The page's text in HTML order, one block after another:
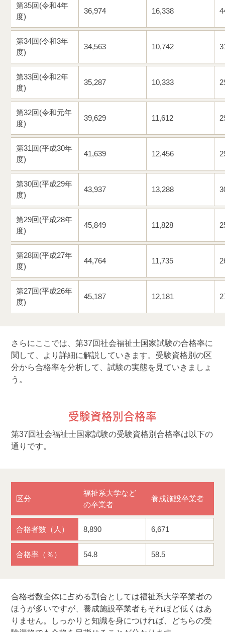
第35回(令和4年
度)
36,974 16,338
第34回(令和3年
度)
34,563 10,742
第33回(令和2年
度)
35,287 10,333
第32回(令和元年
度)
39,629 11,612
第31回(平成30年
度)
41,639 12,456
第30回(平成29年
度)
43,937 13,288
第29回(平成28年
度)
45,849 11,828
第28回(平成27年
度)
44,764 11,735
第27回(平成26年
度)
45,187 12,181
さらにここでは、第37回社会福祉士国家試験の合格率に
関して、より詳細に解説していきます。受験資格別の区
分から合格率を分析して、試験の実態を見ていきましょ
う。
受験資格別合格率
第37回社会福祉士国家試験の受験資格別合格率は以下の
通りです。
区分
福祉系大学など
の卒業者
養成施設卒業者
合格者数（人） 8,890 6,671
合格率（％） 54.8 58.5
合格者数全体に占める割合としては福祉系大学卒業者の
ほうが多いですが、養成施設卒業者もそれほど低くはあ
りません。しっかりと知識を身につければ、どちらの受